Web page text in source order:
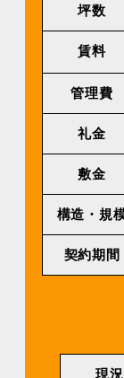
坪数
賃料
管理費
礼金
敷金
構造・規
契約期間
現況